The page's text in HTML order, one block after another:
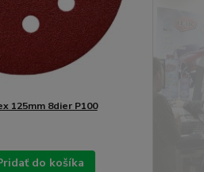
125mm 8dier P100
do košíka